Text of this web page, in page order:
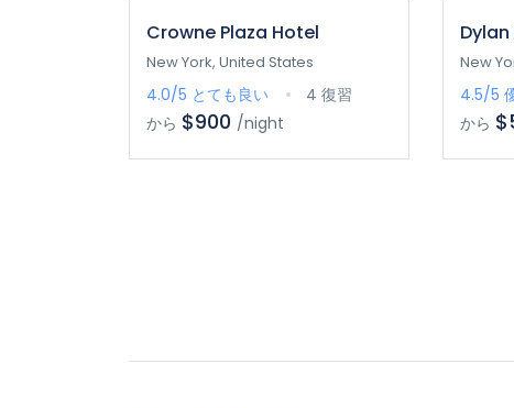
Crowne Plaza Hotel
New York, United States
4.0/5 とても良い
4 復習
から $900 /night
New
4.5/5
から